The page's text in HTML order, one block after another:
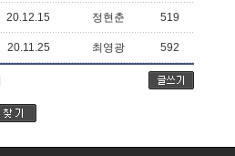
20.12.15 정현춘 519
20.11.25 최영광 592